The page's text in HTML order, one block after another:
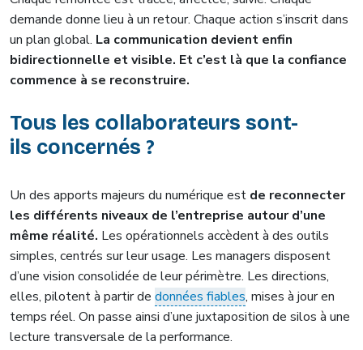
demande donne lieu à un retour. Chaque action s’inscrit dans
un plan global. La communication devient enfin
bidirectionnelle et visible. Et c’est là que la confiance
commence à se reconstruire.
Tous les collaborateurs sont-
ils concernés ?
Un des apports majeurs du numérique est de reconnecter
les différents niveaux de l’entreprise autour d’une
même réalité. Les opérationnels accèdent à des outils
simples, centrés sur leur usage. Les managers disposent
d’une vision consolidée de leur périmètre. Les directions,
elles, pilotent à partir de données fiables, mises à jour en
temps réel. On passe ainsi d’une juxtaposition de silos à une
lecture transversale de la performance.